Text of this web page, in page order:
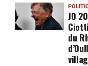
JO
du